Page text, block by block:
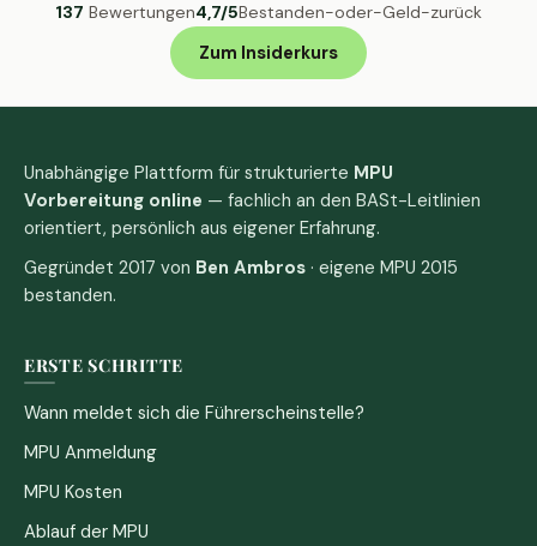
137 Bewertungen4,7/5Bestanden-oder-Geld-zurück
Zum Insiderkurs
Unabhängige Plattform für strukturierte MPU
Vorbereitung online — fachlich an den BASt-Leitlinien
orientiert, persönlich aus eigener Erfahrung.
Gegründet 2017 von Ben Ambros · eigene MPU 2015
bestanden.
ERSTE SCHRITTE
Wann meldet sich die Führerscheinstelle?
MPU Anmeldung
MPU Kosten
Ablauf der MPU